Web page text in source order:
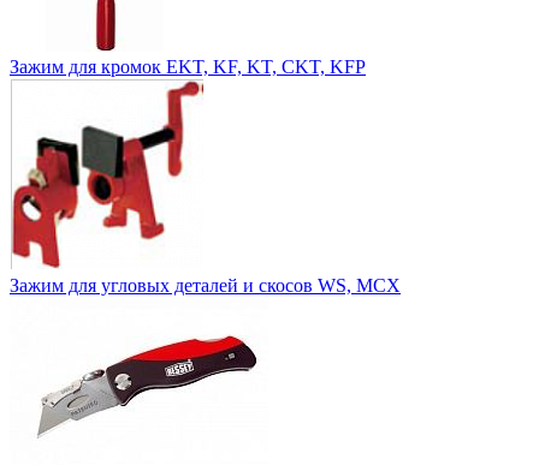
Зажим для кромок EKT, KF, KT, CKT, KFP
Зажим для угловых деталей и скосов WS, MCX